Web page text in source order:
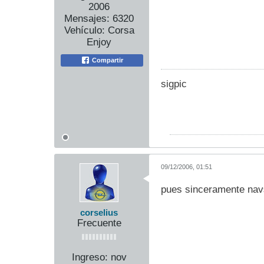
2006
Mensajes: 6320
Vehículo: Corsa
Enjoy
Compartir
sigpic
corselius
Frecuente
Ingreso: nov
09/12/2006, 01:51
pues sinceramente